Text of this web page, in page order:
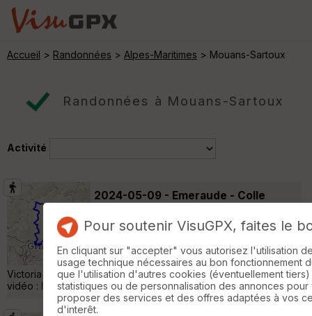
Accueil > Randonnées > Alpes-Maritimes > Mouans-Sartoux
Randonnées à Mouans-Sartoux
Activité
2024-05-09 - Emeraude - Colle
14 km
J'ai effectué cette randonnée depuis chez
moi. Le départ peut se faire de la chapelle
Victoria à l'entrée Est de Grasse sur la D2085. Lien vers une
vidéo : https://youtu.be/CcqkOs1B9Ow »
Pour soutenir VisuGPX, faites le
En cliquant sur "accepter" vous autorisez l'utilisation
usage technique nécessaires au bon fonctionnement
que l'utilisation d'autres cookies (éventuellement
statistiques ou de personnalisation des annonces pour
proposer des services et des offres adaptées à vos
d'interêt.